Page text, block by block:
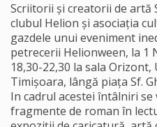
Scriitorii și creatorii de artă
clubul Helion și asociația
gazdele unui eveniment
petrecerii Helionween, la 1
18,30-22,30 la sala
Timișoara, lângă piața Sf.
In cadrul acestei întâlniri
fragmente de roman în